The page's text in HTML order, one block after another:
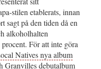
stilen etablerats, innan
sagt på den tiden då en
alkoholhalten
För att inte göra
Natives nya album
Granvilles debutalbum